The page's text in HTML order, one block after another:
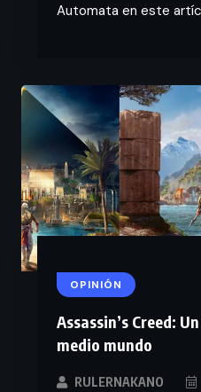
Automata en este
OPINIÓN
Assassin’s Creed:
medio mundo
RULERNAKANO